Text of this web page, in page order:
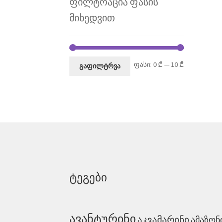
მიხედვით
გაფილტრვა ფასი:0 ₾—10 ₾
ტეგები
ავანტურინიაკვამარინი